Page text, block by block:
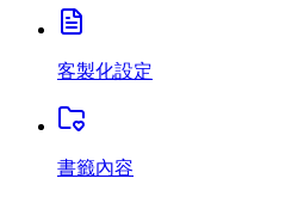
客製化設定
書籤內容